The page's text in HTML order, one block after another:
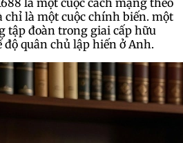
là một cuộc cách mạng theo
chỉ là một cuộc chính biến. một
tập đoàn trong giai cấp hữu
quân chủ lập hiến ở Anh.